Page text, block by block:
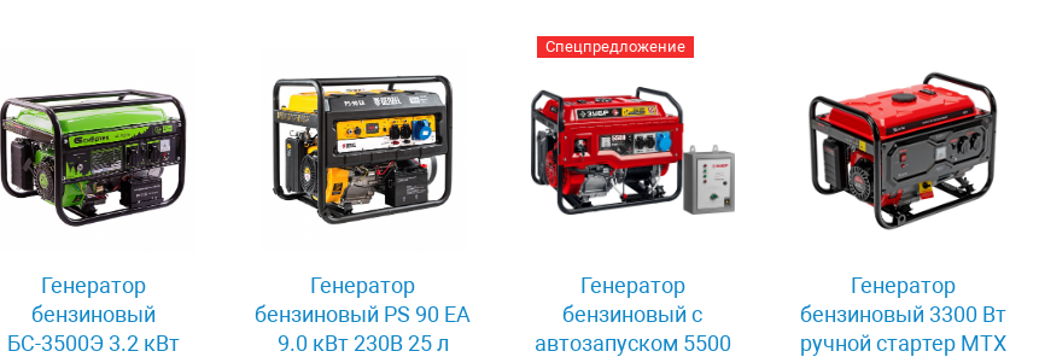
Генератор
бензиновый
БС-3500Э 3.2 кВт
Генератор
бензиновый PS 90 EA
9.0 кВт 230В 25 л
Спецпредложение
Генератор
бензиновый с
автозапуском 5500
Генератор
бензиновый 3300 Вт
ручной стартер MTX